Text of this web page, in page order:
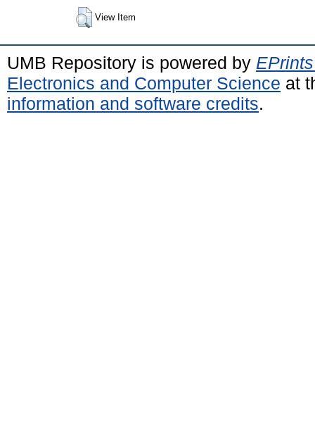
View Item
UMB Repository is powered by
Electronics and Computer Science at
information and software credits.